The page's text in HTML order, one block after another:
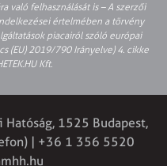
való felhasználását is – A szerzői
értelmében a törvény
piacairól szóló európai
(EU) 2019/790 Irányelve) 4. cikke
Kft.
1525 Budapest,
| +36 1 356 5520